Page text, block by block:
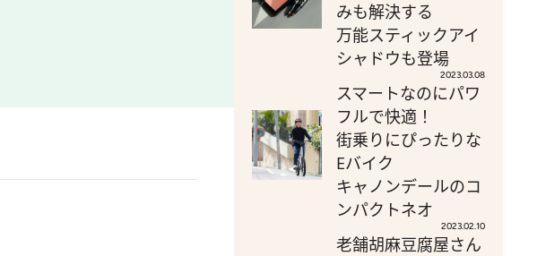
みも解決する
万能スティックアイ
シャドウも登場
2023.03.08
スマートなのにパワ
フルで快適！
街乗りにぴったりな
Eバイク
キャノンデールのコ
ンパクトネオ
2023.02.10
老舗胡麻豆腐屋さん